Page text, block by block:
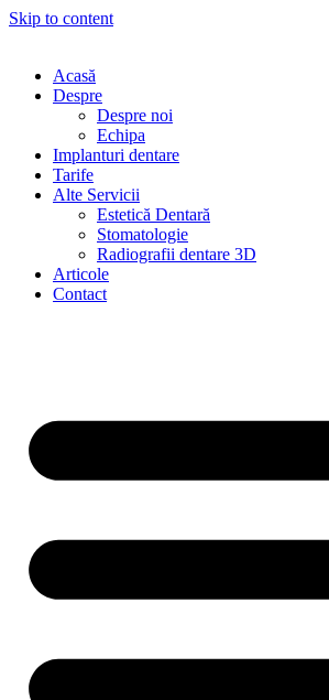
Skip to content
Acasă
Despre
Despre noi
Echipa
Implanturi dentare
Tarife
Alte Servicii
Estetică Dentară
Stomatologie
Radiografii dentare 3D
Articole
Contact